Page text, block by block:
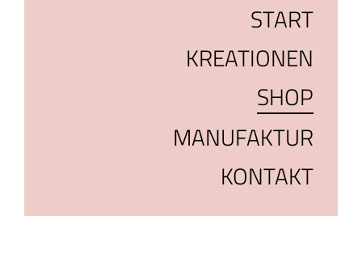
START
KREATIONEN
SHOP
MANUFAKTUR
KONTAKT